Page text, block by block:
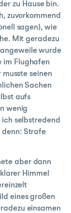
zu Hause bin.
zuvorkommend
sagen), wie
Mit geradezu
wurde
im Flughafen
seinen
Sachen
aufs
wenig
selbstredend
Strafe
aber dann
Himmel
eines großen
einsamen